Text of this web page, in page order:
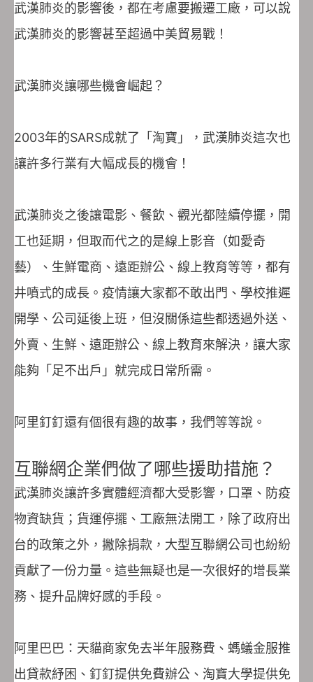
武漢肺炎的影響後，都在考慮要搬遷工廠，可以說
武漢肺炎的影響甚至超過中美貿易戰！
武漢肺炎讓哪些機會崛起？
2003年的SARS成就了「淘寶」，武漢肺炎這次也
讓許多行業有大幅成長的機會！
武漢肺炎之後讓電影、餐飲、觀光都陸續停擺，開
工也延期，但取而代之的是線上影音（如愛奇
藝）、生鮮電商、遠距辦公、線上教育等等，都有
井噴式的成長。疫情讓大家都不敢出門、學校推遲
開學、公司延後上班，但沒關係這些都透過外送、
外賣、生鮮、遠距辦公、線上教育來解決，讓大家
能夠「足不出戶」就完成日常所需。
阿里釘釘還有個很有趣的故事，我們等等說。
互聯網企業們做了哪些援助措施？
武漢肺炎讓許多實體經濟都大受影響，口罩、防疫
物資缺貨；貨運停擺、工廠無法開工，除了政府出
台的政策之外，撇除捐款，大型互聯網公司也紛紛
貢獻了一份力量。這些無疑也是一次很好的增長業
務、提升品牌好感的手段。
阿里巴巴：天貓商家免去半年服務費、螞蟻金服推
出貸款紓困、釘釘提供免費辦公、淘寶大學提供免